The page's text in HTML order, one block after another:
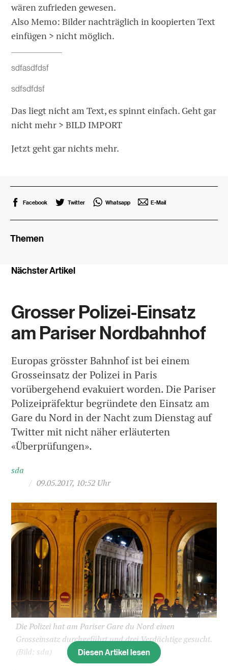
wären zufrieden gewesen.
Also Memo: Bilder nachträglich in koopierten Text
einfügen > nicht möglich.
sdfasdfdsf
sdfsdfdsf
Das liegt nicht am Text, es spinnt einfach. Geht gar
nicht mehr > BILD IMPORT
Jetzt geht gar nichts mehr.
Facebook Twitter Whatsapp E-Mail
Themen
Nächster Artikel
Grosser Polizei-Einsatz
am Pariser Nordbahnhof
Europas grösster Bahnhof ist bei einem
Grosseinsatz der Polizei in Paris
vorübergehend evakuiert worden. Die Pariser
Polizeipräfektur begründete den Einsatz am
Gare du Nord in der Nacht zum Dienstag auf
Twitter mit nicht näher erläuterten
«Überprüfungen».
sda
/ 09.05.2017, 10:52 Uhr
Die Polizei hat am Pariser Gare du Nord einen
Grosseinsatz durchgeführt und drei Verdächtige gesucht.
(Bild: sda)
Diesen Artikel lesen